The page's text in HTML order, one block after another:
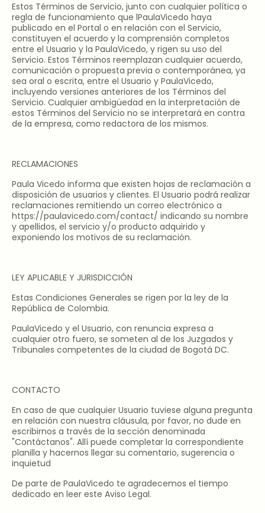
Estos Términos de Servicio, junto con cualquier política o
regla de funcionamiento que lPaulaVicedo haya
publicado en el Portal o en relación con el Servicio,
constituyen el acuerdo y la comprensión completos
entre el Usuario y la PaulaVicedo, y rigen su uso del
Servicio. Estos Términos reemplazan cualquier acuerdo,
comunicación o propuesta previa o contemporánea, ya
sea oral o escrita, entre el Usuario y PaulaVicedo,
incluyendo versiones anteriores de los Términos del
Servicio. Cualquier ambigüedad en la interpretación de
estos Términos del Servicio no se interpretará en contra
de la empresa, como redactora de los mismos.
RECLAMACIONES
Paula Vicedo informa que existen hojas de reclamación a
disposición de usuarios y clientes. El Usuario podrá realizar
reclamaciones remitiendo un correo electrónico a
https://paulavicedo.com/contact/ indicando su nombre
y apellidos, el servicio y/o producto adquirido y
exponiendo los motivos de su reclamación.
LEY APLICABLE Y JURISDICCIÓN
Estas Condiciones Generales se rigen por la ley de la
República de Colombia.
PaulaVicedo y el Usuario, con renuncia expresa a
cualquier otro fuero, se someten al de los Juzgados y
Tribunales competentes de la ciudad de Bogotá DC.
CONTACTO
En caso de que cualquier Usuario tuviese alguna pregunta
en relación con nuestra cláusula, por favor, no dude en
escribirnos a través de la sección denominada
"Contáctanos". Allí puede completar la correspondiente
planilla y hacernos llegar su comentario, sugerencia o
inquietud
De parte de PaulaVicedo te agradecemos el tiempo
dedicado en leer este Aviso Legal.